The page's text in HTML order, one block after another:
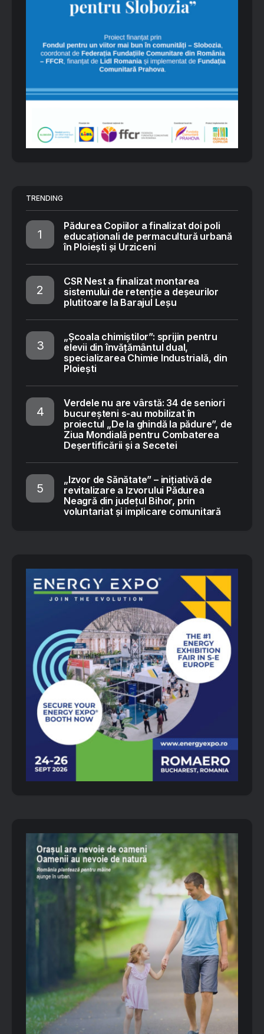
TRENDING
Pădurea Copiilor a finalizat doi poli
educaționali de permacultură urbană
în Ploiești și Urziceni
CSR Nest a finalizat montarea
sistemului de retenție a deșeurilor
plutitoare la Barajul Leșu
„Școala chimiștilor”: sprijin pentru
elevii din învățământul dual,
specializarea Chimie Industrială, din
Ploiești
Verdele nu are vârstă: 34 de seniori
bucureșteni s-au mobilizat în
proiectul „De la ghindă la pădure”, de
Ziua Mondială pentru Combaterea
Deșertificării și a Secetei
„Izvor de Sănătate” – inițiativă de
revitalizare a Izvorului Pădurea
Neagră din județul Bihor, prin
voluntariat și implicare comunitară